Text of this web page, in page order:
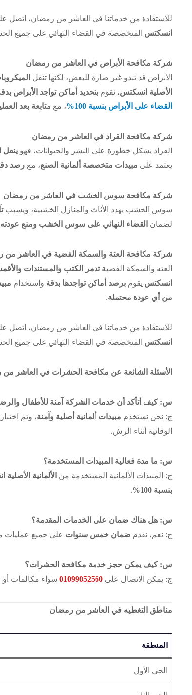
للاستفادة من خدماتنا في العاشر من رمضان، اتصل
انسكتس المتخصصة في القضاء النهائي على جميع
شركة مكافحة الأبراص في العاشر من رمضان
الأبراص قد تبدو غير ضارة للبعض، لكنها تنقل
الأصلية انسكتس، نقوم بتحديد أماكن تواجد الأبراص
القضاء على الأبراص بنسبة 100%
، مع متابعة بعد
شركة مكافحة القراد في العاشر من رمضان
القراد يشكل خطورة على البشر والحيوانات، فهو ينقل
يعتمد على مبيدات متخصصة ألمانية الصنع، مع رصد
شركة مكافحة سوس الخشب في العاشر من رمضان
سوس الخشب يهدد الأثاث والمنازل الخشبية، ويسبب
لضمان القضاء النهائي على سوس الخشب ومنع عودته
شركة مكافحة العتة والسمكة الفضية في العاشر من
العته والسمكة الفضيةتدمر الكتب والمستندات
انسكتس يقوم برصد أماكن تواجدها بدقة واستخدام
من أي عودة محتملة.
للاستفادة من خدماتنا في العاشر من رمضان، اتصل
انسكتس المتخصصة في القضاء النهائي على جميع
الأسئلة الشائعة عن مكافحة الحشرات في العاشر
س: كيف أتأكد أن خدمات الشركة آمنة للأطفال
ج: نحن نستخدم مبيدات ألمانية أصلية وآمنة، وتم
الوقائية أثناء الرش.
س: ما مدة فعالية المبيدات المستخدمة؟
ج: المبيدات الألمانية المستخدمة من الألمانية
بنسبة 100%
.
س: هل هناك ضمان على الخدمات المقدمة؟
ج: نعم، نقدم ضمان خمس سنوات على جميع عمليات
س: كيف يمكن حجز خدمة مكافحة الحشرات؟
ج: يمكن الاتصال على 01099052560 سواء مكالمات
مناطق التغطيه في العاشر من رمضان
المنطقة
الحي الأول